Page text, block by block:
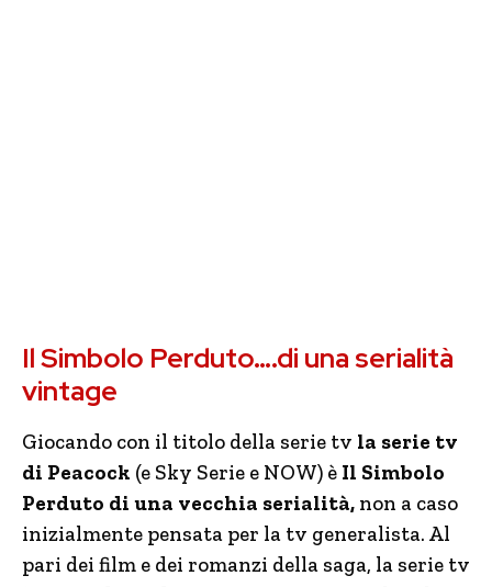
Il Simbolo Perduto….di una serialità
vintage
Giocando con il titolo della serie tv la serie tv
di Peacock (e Sky Serie e NOW) è Il Simbolo
Perduto di una vecchia serialità, non a caso
inizialmente pensata per la tv generalista. Al
pari dei film e dei romanzi della saga, la serie tv